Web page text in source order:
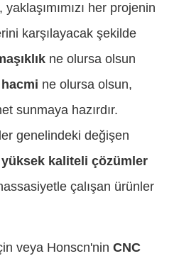
her projenin
karşılayacak şekilde
ne olursa olsun
ne olursa olsun,
sunmaya hazırdır.
genelindeki değişen
yüksek kaliteli çözümler
çalışan ürünler
veya Honscn'nin CNC